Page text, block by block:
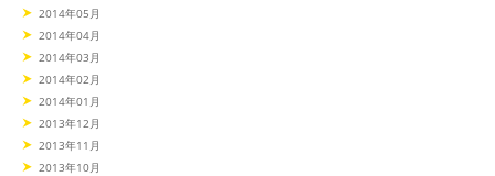
2014年05月
2014年04月
2014年03月
2014年02月
2014年01月
2013年12月
2013年11月
2013年10月